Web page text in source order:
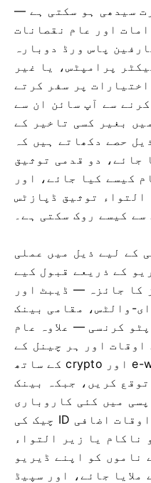
سیدھی ہو سکتی ہے —
اور عام نقصانات
پاس ورڈ دوبارہ
پرامپٹس، یا غیر
پر سفر کرتے
سے آپ سائن ان سے
بغیر کسی تاخیر کے
حصے دکھاتے ہیں کہ
جائے، دو قدمی توثیق
کیسے کیا جائے، اور
التواء توثیق ڈپازٹس
سے کیسے روک سکتی ہے۔
کے لیے ذیل میں عملی
کے ذریعے قبول کیے
کا جائزہ — ڈیبٹ اور
والٹس، مقامی بینک
کرنسی — علاوہ عام
اوقات اور ہر چینل کے
لیے کرنسی سپورٹ۔ e-wallets اور crypto کے ساتھ
کریں، جبکہ بینک
میں کئی کاروباری
دن لگ سکتے ہیں اور بعض اوقات اضافی ID چیک کی
ناکام یا زیر التواء
ناموں کو اپنے ڈیریو
ملایا جائے، اور سپیڈ